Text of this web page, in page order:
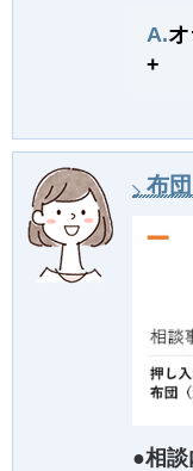
A.
+
布
●相談